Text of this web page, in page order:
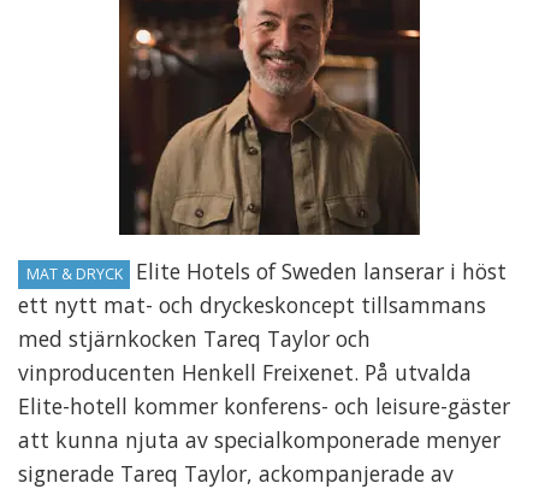
MAT & DRYCK
Elite Hotels of Sweden lanserar i höst
ett nytt mat- och dryckeskoncept tillsammans
med stjärnkocken Tareq Taylor och
vinproducenten Henkell Freixenet. På utvalda
Elite-hotell kommer konferens- och leisure-gäster
att kunna njuta av specialkomponerade menyer
signerade Tareq Taylor, ackompanjerade av